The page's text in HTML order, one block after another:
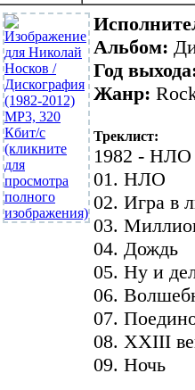
Альбом:
Год
Жанр:
Треклист:
1982 - НЛО
01. НЛО
02. Игра в
03.
04. Дождь
05. Ну и
06.
07.
08. XXIII
09. Ночь